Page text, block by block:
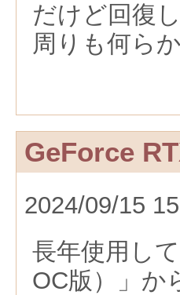
だけど回復
周りも何ら
GeForce
2024/09/15
長年使用し
OC版）」か